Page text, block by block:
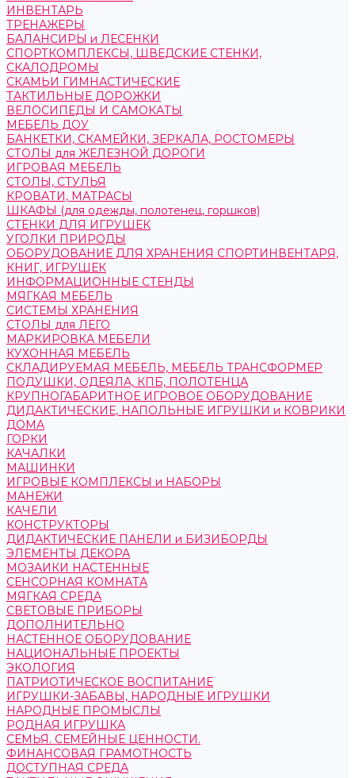
ИНВЕНТАРЬ
ТРЕНАЖЕРЫ
БАЛАНСИРЫ и ЛЕСЕНКИ
СПОРТКОМПЛЕКСЫ, ШВЕДСКИЕ СТЕНКИ,
СКАЛОДРОМЫ
СКАМЬИ ГИМНАСТИЧЕСКИЕ
ТАКТИЛЬНЫЕ ДОРОЖКИ
ВЕЛОСИПЕДЫ И САМОКАТЫ
МЕБЕЛЬ ДОУ
БАНКЕТКИ, СКАМЕЙКИ, ЗЕРКАЛА, РОСТОМЕРЫ
СТОЛЫ для ЖЕЛЕЗНОЙ ДОРОГИ
ИГРОВАЯ МЕБЕЛЬ
СТОЛЫ, СТУЛЬЯ
КРОВАТИ, МАТРАСЫ
ШКАФЫ (для одежды, полотенец, горшков)
СТЕНКИ ДЛЯ ИГРУШЕК
УГОЛКИ ПРИРОДЫ
ОБОРУДОВАНИЕ ДЛЯ ХРАНЕНИЯ СПОРТИНВЕНТАРЯ,
КНИГ, ИГРУШЕК
ИНФОРМАЦИОННЫЕ СТЕНДЫ
МЯГКАЯ МЕБЕЛЬ
СИСТЕМЫ ХРАНЕНИЯ
СТОЛЫ для ЛЕГО
МАРКИРОВКА МЕБЕЛИ
КУХОННАЯ МЕБЕЛЬ
СКЛАДИРУЕМАЯ МЕБЕЛЬ, МЕБЕЛЬ ТРАНСФОРМЕР
ПОДУШКИ, ОДЕЯЛА, КПБ, ПОЛОТЕНЦА
КРУПНОГАБАРИТНОЕ ИГРОВОЕ ОБОРУДОВАНИЕ
ДИДАКТИЧЕСКИЕ, НАПОЛЬНЫЕ ИГРУШКИ и КОВРИКИ
ДОМА
ГОРКИ
КАЧАЛКИ
МАШИНКИ
ИГРОВЫЕ КОМПЛЕКСЫ и НАБОРЫ
МАНЕЖИ
КАЧЕЛИ
КОНСТРУКТОРЫ
ДИДАКТИЧЕСКИЕ ПАНЕЛИ и БИЗИБОРДЫ
ЭЛЕМЕНТЫ ДЕКОРА
МОЗАИКИ НАСТЕННЫЕ
СЕНСОРНАЯ КОМНАТА
МЯГКАЯ СРЕДА
СВЕТОВЫЕ ПРИБОРЫ
ДОПОЛНИТЕЛЬНО
НАСТЕННОЕ ОБОРУДОВАНИЕ
НАЦИОНАЛЬНЫЕ ПРОЕКТЫ
ЭКОЛОГИЯ
ПАТРИОТИЧЕСКОЕ ВОСПИТАНИЕ
ИГРУШКИ-ЗАБАВЫ, НАРОДНЫЕ ИГРУШКИ
НАРОДНЫЕ ПРОМЫСЛЫ
РОДНАЯ ИГРУШКА
СЕМЬЯ. СЕМЕЙНЫЕ ЦЕННОСТИ.
ФИНАНСОВАЯ ГРАМОТНОСТЬ
ДОСТУПНАЯ СРЕДА